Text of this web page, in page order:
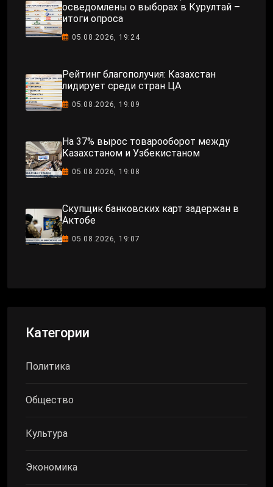
осведомлены о выборах в Курултай –
итоги опроса
05.08.2026, 19:24
Рейтинг благополучия: Казахстан
лидирует среди стран ЦА
05.08.2026, 19:09
На 37% вырос товарооборот между
Казахстаном и Узбекистаном
05.08.2026, 19:08
Скупщик банковских карт задержан в
Актобе
05.08.2026, 19:07
Категории
Политика
Общество
Культура
Экономика